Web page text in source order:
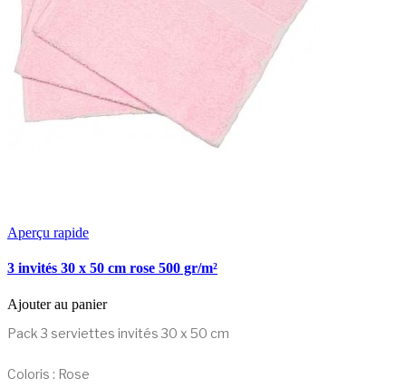
Aperçu rapide
3 invités 30 x 50 cm rose 500 gr/m²
Ajouter au panier
Pack 3 serviettes invités 30 x 50 cm
Coloris : Rose